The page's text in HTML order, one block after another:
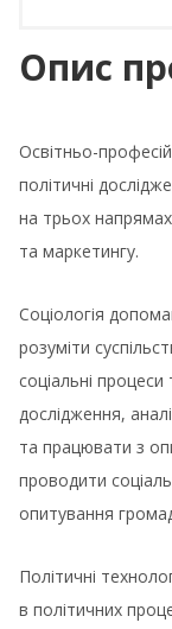
Опис
Освітньо-
політичні
на трьох
та маркетингу.
Соціологія
розуміти
соціальні процеси
дослідження,
та працювати з
проводити
опитування
Політичні
в політичних